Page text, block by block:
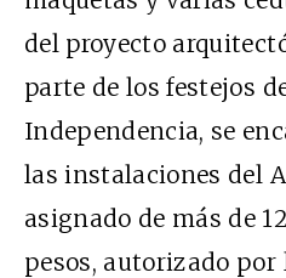
del proyecto
parte de los festejos
Independencia, se
las instalaciones del
asignado de más de
pesos, autorizado por